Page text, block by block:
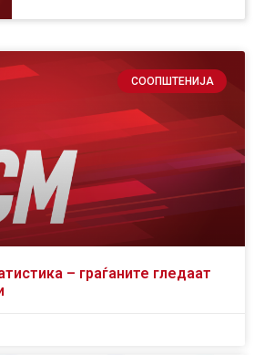
СООПШТЕНИЈА
– граѓаните гледаат